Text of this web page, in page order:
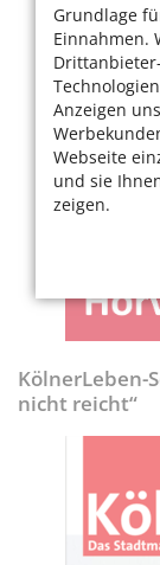
Grundlage
Einnahmen.
Drittanbieter-
Anzeigen
Webseite
und sie
zeigen.
KölnerLeben-
nicht reicht“